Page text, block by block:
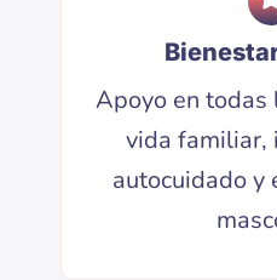
Apoyo en todas
vida familiar,
autocuidado y